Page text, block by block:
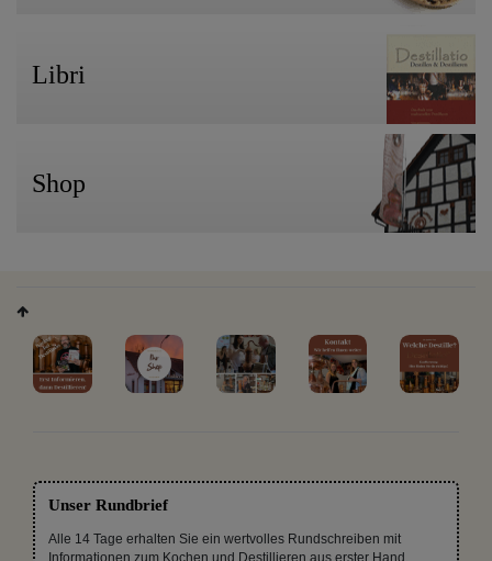
Libri
Shop
Unser Rundbrief
Alle 14 Tage erhalten Sie ein wertvolles Rundschreiben mit
Informationen zum Kochen und Destillieren aus erster Hand.